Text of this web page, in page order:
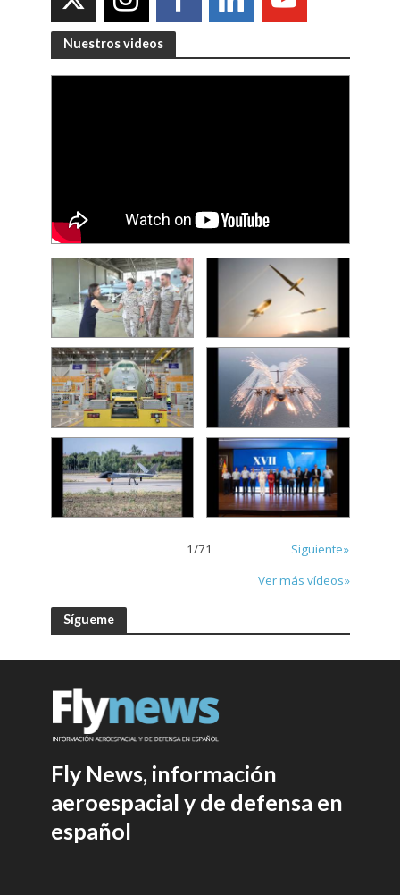
Nuestros videos
1/71
Siguiente»
Ver más vídeos»
Sígueme
Fly News, información
aeroespacial y de defensa en
español